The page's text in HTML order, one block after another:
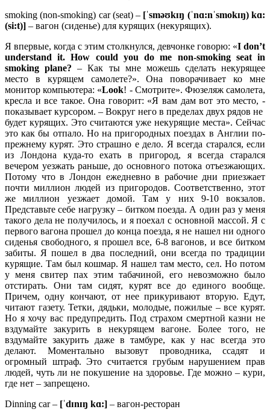
smoking (non-smoking) car (seat) – [ˈsməʊkɪŋ (ˈnɑ:nˈsmokɪŋ)kɑ:
(si:t)] – вагон (сиденье) для курящих (некурящих).
Я впервые, когда с этим столкнулся, девчонке говорю: «I don’t
understandit.How could youdome non-smoking seatin
smokingplane? – Как ты мне можешь сделать некурящее
место в курящем самолете?». Она поворачивает ко мне
монитор компьютера: «Look! - Смотрите». Фюзеляж самолета,
кресла и все такое. Она говорит: «Я вам дам вот это место, -
показывает курсором. – Вокруг него в пределах двух рядов не
будет курящих. Это считаются уже некурящие места». Сейчас
это как бы отпало. Но на пригородных поездах в Англии по-
прежнему курят. Это страшно е дело. Я всегда старался, если
из Лондона куда-то ехать в пригород, я всегда старался
вечером уезжать раньше, до основного потока отъезжающих.
Потому что в Лондон ежедневно в рабочие дни приезжает
почти миллион людей из пригородов. Соответственно, этот
же миллион уезжает домой. Там у них 9-10 вокзалов.
Представьте себе нагрузку – битком поезда. А один раз у меня
такого дела не получилось, и я поехал с основной массой. Я с
первого вагона прошел до конца поезда, я не нашел ни одного
сиденья свободного, я прошел все, 6-8 вагонов, и все битком
забиты. Я пошел в два последний, они всегда по традиции
курящие. Там был кошмар. Я нашел там место, сел. Но потом
у меня свитер пах этим табачиной, его невозможно было
отстирать. Они там сидят, курят все до единого вообще.
Причем, одну кончают, от нее прикуривают вторую. Едут,
читают газету. Тетки, дядьки, молодые, пожилые – все курят.
Но я хочу вас предупредить. Под страхом смертной казни не
вздумайте закурить в некурящем вагоне. Более того, не
вздумайте закурить даже в тамбуре, как у нас всегда это
делают. Моментально вызовут проводника, ссадят и
огромный штраф. Это считается грубым нарушением прав
людей, чуть ли не покушение на здоровье. Где можно – кури,
где нет – запрещено.
Dinning car – [ˈdɪnɪŋ kɑ:] – вагон-ресторан